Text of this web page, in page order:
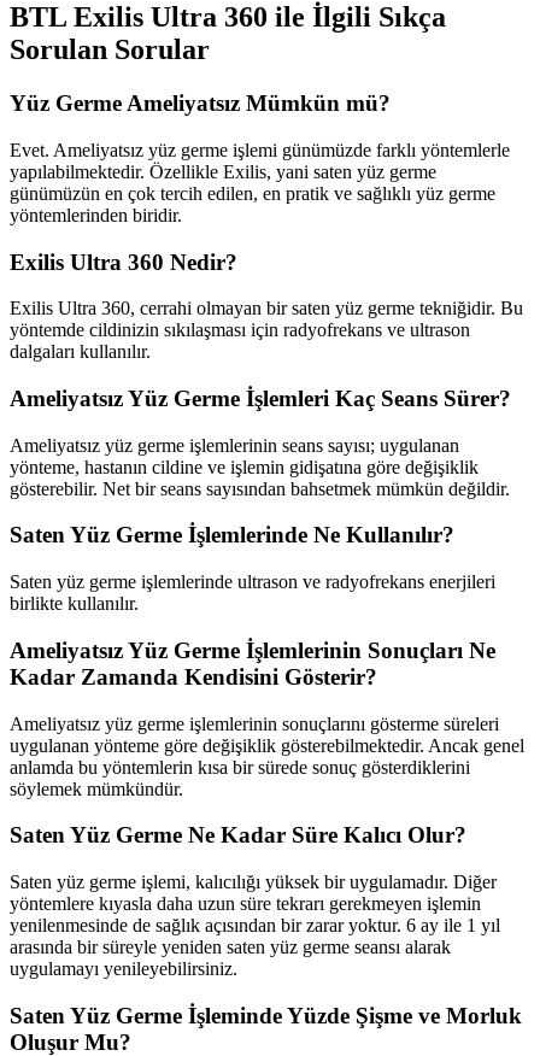
BTL Exilis Ultra 360 ile İlgili Sıkça
Sorulan Sorular
Yüz Germe Ameliyatsız Mümkün mü?
Evet. Ameliyatsız yüz germe işlemi günümüzde farklı yöntemlerle
yapılabilmektedir. Özellikle Exilis, yani saten yüz germe
günümüzün en çok tercih edilen, en pratik ve sağlıklı yüz germe
yöntemlerinden biridir.
Exilis Ultra 360 Nedir?
Exilis Ultra 360, cerrahi olmayan bir saten yüz germe tekniğidir. Bu
yöntemde cildinizin sıkılaşması için radyofrekans ve ultrason
dalgaları kullanılır.
Ameliyatsız Yüz Germe İşlemleri Kaç Seans Sürer?
Ameliyatsız yüz germe işlemlerinin seans sayısı; uygulanan
yönteme, hastanın cildine ve işlemin gidişatına göre değişiklik
gösterebilir. Net bir seans sayısından bahsetmek mümkün değildir.
Saten Yüz Germe İşlemlerinde Ne Kullanılır?
Saten yüz germe işlemlerinde ultrason ve radyofrekans enerjileri
birlikte kullanılır.
Ameliyatsız Yüz Germe İşlemlerinin Sonuçları Ne
Kadar Zamanda Kendisini Gösterir?
Ameliyatsız yüz germe işlemlerinin sonuçlarını gösterme süreleri
uygulanan yönteme göre değişiklik gösterebilmektedir. Ancak genel
anlamda bu yöntemlerin kısa bir sürede sonuç gösterdiklerini
söylemek mümkündür.
Saten Yüz Germe Ne Kadar Süre Kalıcı Olur?
Saten yüz germe işlemi, kalıcılığı yüksek bir uygulamadır. Diğer
yöntemlere kıyasla daha uzun süre tekrarı gerekmeyen işlemin
yenilenmesinde de sağlık açısından bir zarar yoktur. 6 ay ile 1 yıl
arasında bir süreyle yeniden saten yüz germe seansı alarak
uygulamayı yenileyebilirsiniz.
Saten Yüz Germe İşleminde Yüzde Şişme ve Morluk
Oluşur Mu?